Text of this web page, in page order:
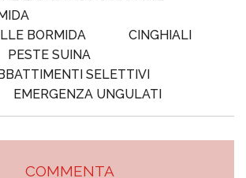
BORMIDA
CINGHIALI
PESTE SUINA
SELETTIVI
EMERGENZA UNGULATI
COMMENTA